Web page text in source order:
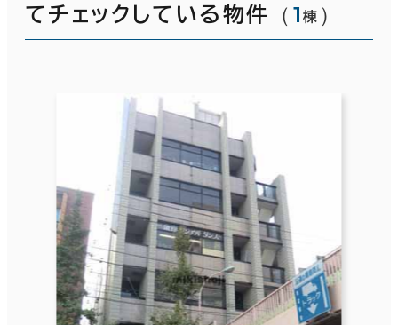
てチェックしている物件
（ 1棟 ）